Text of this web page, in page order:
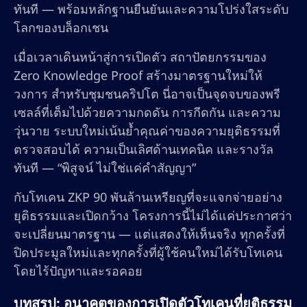
ทันที — พร้อมหลักฐานยืนยันและความโปร่งใสระดับ
โลกของบล็อกเชน
เมื่อเวลาเดินหน้าสู่การเปิดตัว สถาปัตยกรรมของ
Zero Knowledge Proof สร้างมาตรฐานใหม่ให้
วงการ สำหรับชุมชนคริปโต นี่อาจเป็นจุดจบของพรี
เซลล์ที่เต็มไปด้วยความกดดัน การกีดกัน และความ
วุ่นวาย ระบบใหม่เน้นย้ำคุณค่าของความยุติธรรมที่
ตรวจสอบได้ ความเป็นเลิศด้านเทคนิค และรางวัล
ทันที — “พิสูจน์ ไม่ใช่แค่คำสัญญา”
กับโทเคน ZKP 90 พันล้านเหรียญที่จะแจกจ่ายอย่าง
ยุติธรรมและเปิดกว้าง โครงการนี้ไม่ได้แค่ประกาศว่า
จะเปลี่ยนมาตรฐาน — แต่แสดงให้เห็นจริง ทุกครั้งที่
ปิดประมูลใหม่และทุกครั้งที่ผู้ใช้คนใหม่ได้รับโทเคน
โดยไร้ปัญหาและรอคอย